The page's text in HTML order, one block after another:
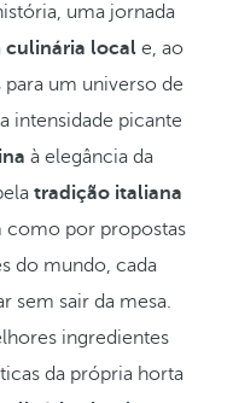
uma jornada
culinária local e, ao
um universo de
intensidade picante
à elegância da
tradição italiana
como por propostas
do mundo, cada
sem sair da mesa.
ingredientes
da própria horta